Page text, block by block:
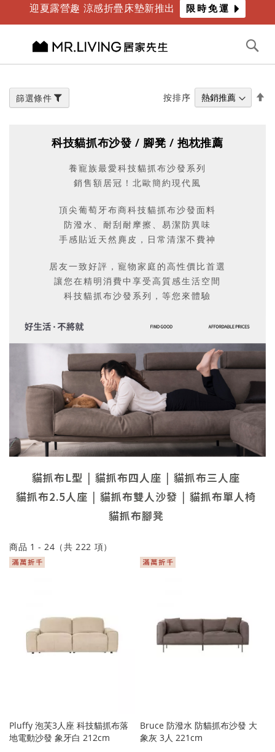
迎夏露營趣 涼感折疊床墊新推出 限時免運
內
容
科技貓抓布沙發 / 腳凳 / 抱枕推薦
養寵族最愛科技貓抓布沙發系列
銷售額居冠！北歐簡約現代風
頂尖葡萄牙布商科技貓抓布沙發面料
防潑水、耐刮耐摩擦、易潔防異味
手感貼近天然麂皮，日常清潔不費神
居友一致好評，寵物家庭的高性價比首選
讓您在精明消費中享受高質感生活空間
科技貓抓布沙發系列，等您來體驗
貓抓布L型 貓抓布四人座
貓抓布三人座
貓抓布2.5人座
貓抓布雙人沙發
貓抓布單人椅
貓抓布腳凳
商品 1 -24 （共222 項）
按排序
Pluffy 泡芙3人座 科技貓抓布落
地電動沙發 象牙白 212cm
Bruce 防潑水 防貓抓布沙發 大
象灰 3人 221cm
篩選條件